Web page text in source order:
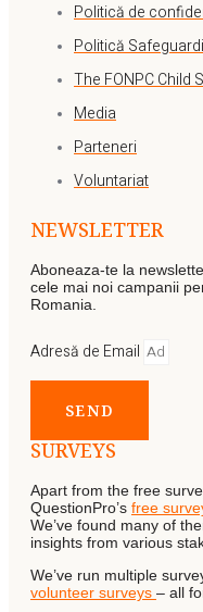
Politică de
Politică
The FONPC Child
Media
Parteneri
Voluntariat
NEWSLETTER
Aboneaza-te la
cele mai noi campanii
Romania.
Adresă de Email
SEND
SURVEYS
Apart from the free
QuestionPro’s free
We’ve found many of
insights from various
We’ve run multiple
volunteer surveys – all